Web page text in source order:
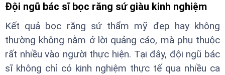
Đội ngũ bác sĩ bọc răng sứ giàu kinh nghiệm
Kết quả bọc răng sứ thẩm mỹ đẹp hay không
thường không nằm ở lời quảng cáo, mà phụ thuộc
rất nhiều vào người thực hiện. Tại đây, đội ngũ bác
sĩ không chỉ có kinh nghiệm thực tế qua nhiều ca